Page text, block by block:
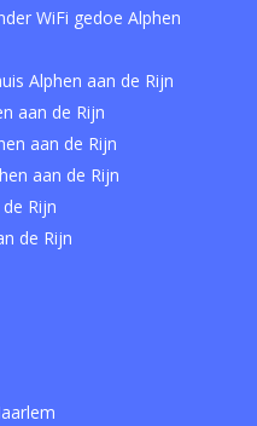
WiFi gedoe Alphen
Alphen aan de Rijn
aan de Rijn
aan de Rijn
aan de Rijn
Rijn
de Rijn